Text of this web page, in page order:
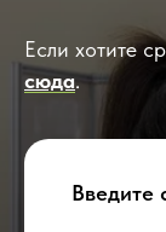
Если хотите
сюда.
Введите